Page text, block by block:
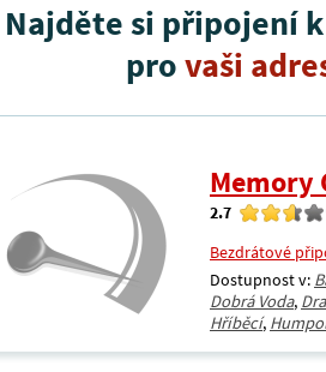
Najděte si připojení
provaši
Memory
2.7
Bezdrátové
Dostupnost v:
Dobrá Voda,
Hříběcí,